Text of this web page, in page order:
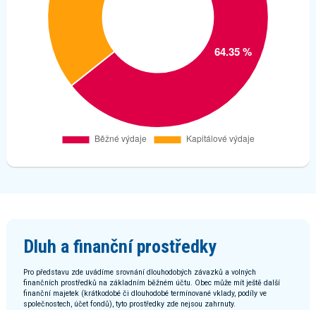
Dluh a finanční prostředky
Pro představu zde uvádíme srovnání dlouhodobých závazků a volných
finančních prostředků na základním běžném účtu. Obec může mít ještě další
finanční majetek (krátkodobé či dlouhodobé termínované vklady, podíly ve
společnostech, účet fondů), tyto prostředky zde nejsou zahrnuty.